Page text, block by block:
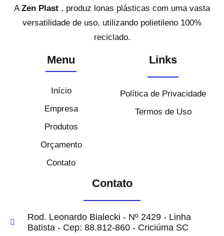
A Zen Plast , produz lonas plásticas com uma vasta
versatilidade de uso, utilizando polietileno 100%
reciclado.
Menu
Início
Empresa
Produtos
Orçamento
Contato
Links
Política de Privacidade
Termos de Uso
Contato
Rod. Leonardo Bialecki - Nº 2429 - Linha
Batista - Cep: 88.812-860 - Criciúma SC